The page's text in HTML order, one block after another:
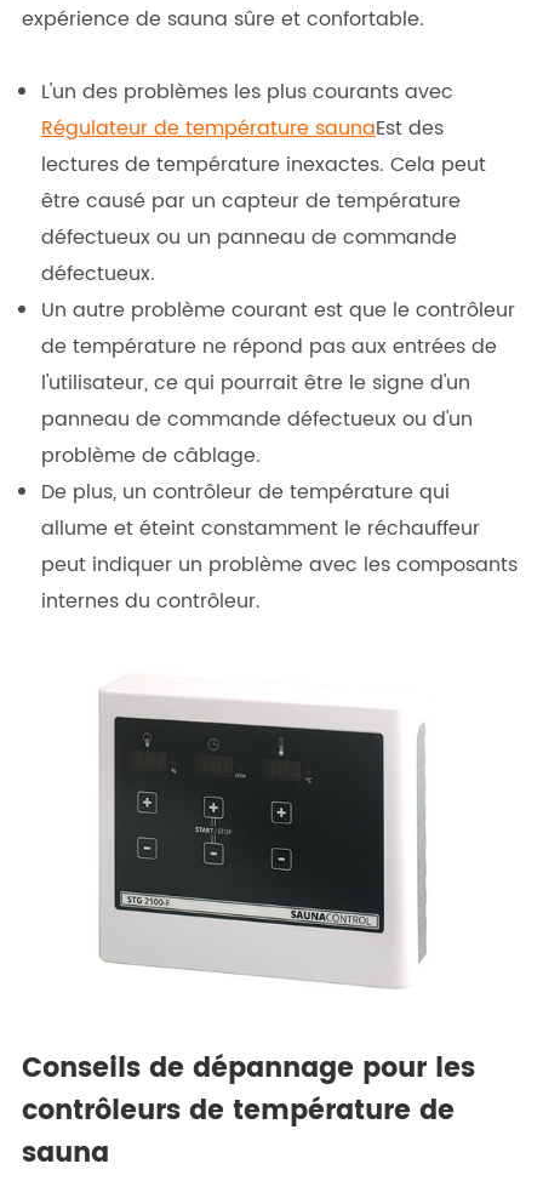
expérience de sauna sûre et confortable.
L'un des problèmes les plus courants avec
Régulateur de température saunaEst des
lectures de température inexactes. Cela peut
être causé par un capteur de température
défectueux ou un panneau de commande
défectueux.
Un autre problème courant est que le contrôleur
de température ne répond pas aux entrées de
l'utilisateur, ce qui pourrait être le signe d'un
panneau de commande défectueux ou d'un
problème de câblage.
De plus, un contrôleur de température qui
allume et éteint constamment le réchauffeur
peut indiquer un problème avec les composants
internes du contrôleur.
Conseils de dépannage pour les
contrôleurs de température de
sauna